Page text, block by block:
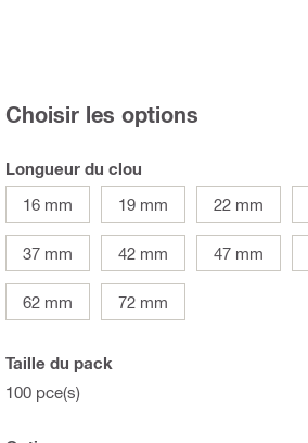
Choisir les options
Longueur du clou
16 mm
19 mm 22 mm
37 mm 42 mm 47 mm
62 mm 72 mm
Taille du pack
100 pce(s)